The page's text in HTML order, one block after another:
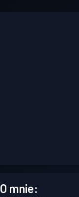
O mnie: